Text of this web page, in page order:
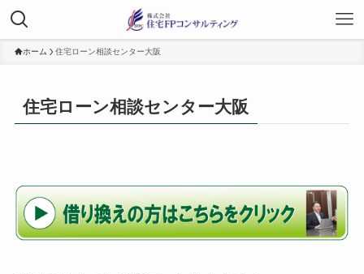
ホーム 住宅ローン相談センター大阪
住宅ローン相談センター大阪